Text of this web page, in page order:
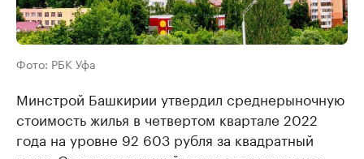
Фото: РБК Уфа
Минстрой Башкирии утвердил среднерыночную
стоимость жилья в четвертом квартале 2022
года на уровне 92 603 рубля за квадратный